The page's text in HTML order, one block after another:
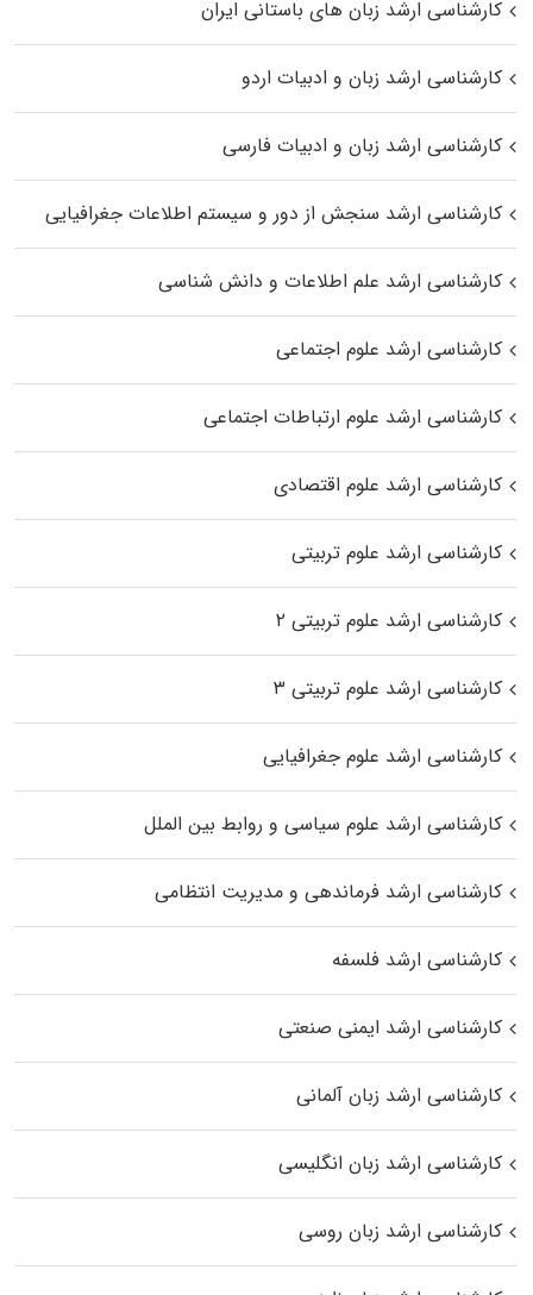
کارشناسی ارشد زبان‌ های باستانی ایران
کارشناسی ارشد زبان و ادبیات اردو
کارشناسی ارشد زبان و ادبیات فارسی
کارشناسی ارشد سنجش از دور و سیستم اطلاعات جغرافیایی
کارشناسی ارشد علم اطلاعات و دانش شناسی
کارشناسی ارشد علوم اجتماعی
کارشناسی ارشد علوم ارتباطات اجتماعی
کارشناسی ارشد علوم اقتصادی
کارشناسی ارشد علوم تربیتی
کارشناسی ارشد علوم تربیتی ۲
کارشناسی ارشد علوم تربیتی ۳
کارشناسی ارشد علوم جغرافیایی
کارشناسی ارشد علوم سیاسی و روابط بین الملل
کارشناسی ارشد فرماندهی و مدیریت انتظامی
کارشناسی ارشد فلسفه
کارشناسی ارشد ایمنی صنعتی
کارشناسی ارشد زبان آلمانی
کارشناسی ارشد زبان انگلیسی
کارشناسی ارشد زبان روسی